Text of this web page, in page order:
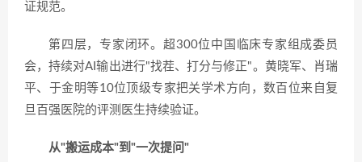
证规范。
第四层，专家闭环。超300位中国临床专家组成委员
会，持续对AI输出进行"找茬、打分与修正"。黄晓军、肖瑞
平、于金明等10位顶级专家把关学术方向，数百位来自复
旦百强医院的评测医生持续验证。
从"搬运成本"到"一次提问"